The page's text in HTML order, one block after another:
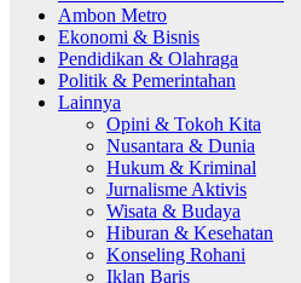
Ambon Metro
Ekonomi & Bisnis
Pendidikan & Olahraga
Politik & Pemerintahan
Lainnya
Opini & Tokoh Kita
Nusantara & Dunia
Hukum & Kriminal
Jurnalisme Aktivis
Wisata & Budaya
Hiburan & Kesehatan
Konseling Rohani
Iklan Baris